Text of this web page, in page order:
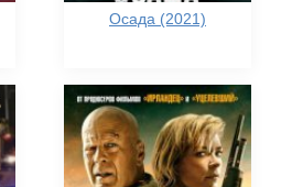
Осада (2021)